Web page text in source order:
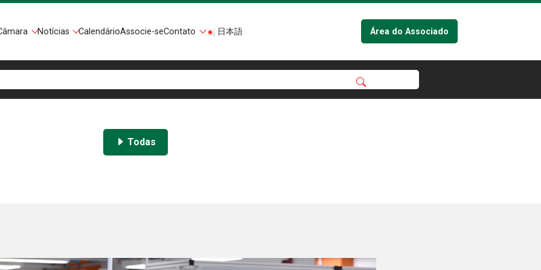
Notícias CalendárioAssocie-seContato 日本語 Área do Associado
Todas